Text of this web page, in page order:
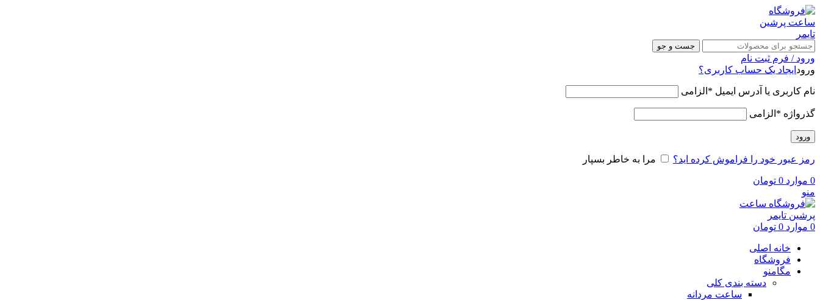
جست و جو
ورود / فرم ثبت نام
ورود ایجاد یک حساب کاربری؟
نام کاربری یا آدرس ایمیل * الزامی
گذرواژه * الزامی
ورود
رمز عبور خود را فراموش کرده اید؟ مرا به خاطر بسپار
0 موارد 0 تومان
منو
0 موارد 0 تومان
خانه اصلی
فروشگاه
مگامنو
دسته بندی کلی
ساعت مردانه